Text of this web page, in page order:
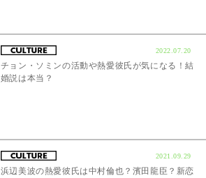
2022.07.20
チョン・ソミンの活動や熱愛彼氏が気になる！結
婚説は本当？
2021.09.29
浜辺美波の熱愛彼氏は中村倫也？濱田龍臣？新恋